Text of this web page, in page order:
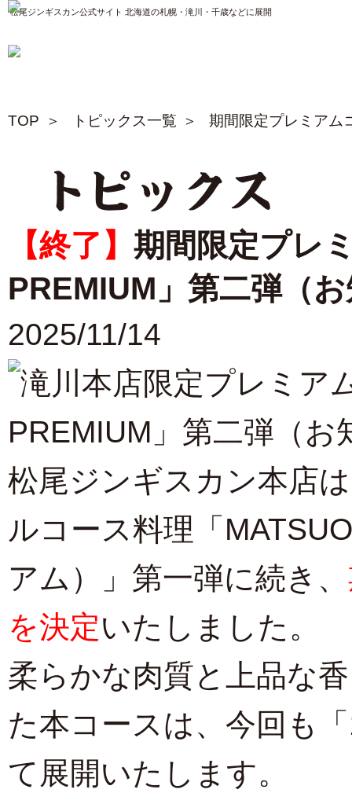
松尾ジンギスカン公式サイト 北海道の札幌・滝川・千歳などに展開
TOP トピックス一覧 期間限定プレミアム
トピックス
【終了】 期間限定プレ
PREMIUM」第二弾（
2025/11/14
松尾ジンギスカン本店
ルコース料理「
アム）」第一弾に続き、
を決定いたしました。
柔らかな肉質と上品な
た本コースは、今回も
て展開いたします。